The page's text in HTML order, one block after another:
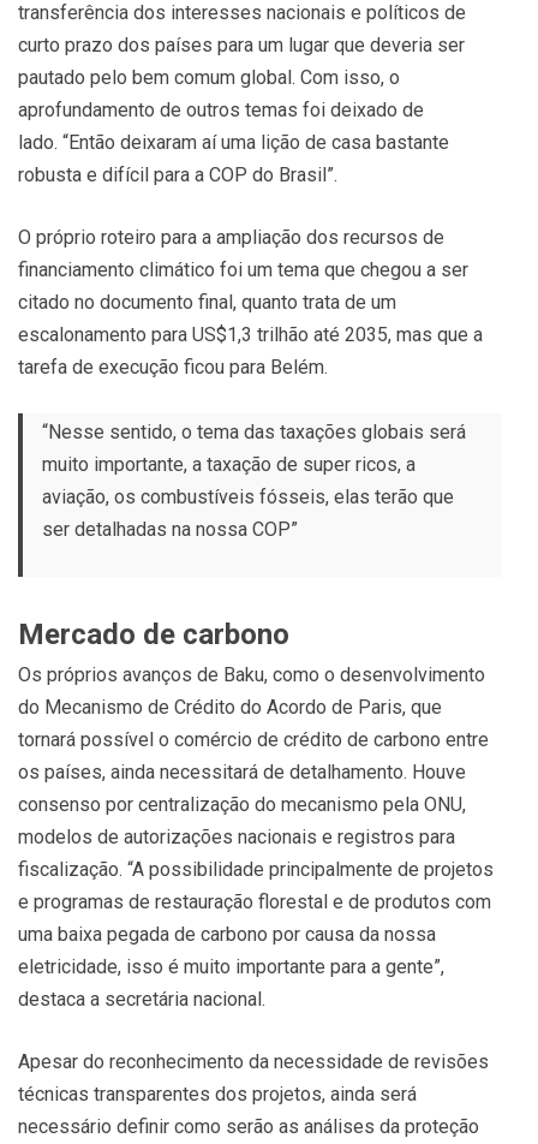
transferência dos interesses nacionais e políticos de
curto prazo dos países para um lugar que deveria ser
pautado pelo bem comum global. Com isso, o
aprofundamento de outros temas foi deixado de
lado. “Então deixaram aí uma lição de casa bastante
robusta e difícil para a COP do Brasil”.
O próprio roteiro para a ampliação dos recursos de
financiamento climático foi um tema que chegou a ser
citado no documento final, quanto trata de um
escalonamento para US$1,3 trilhão até 2035, mas que a
tarefa de execução ficou para Belém.
“Nesse sentido, o tema das taxações globais será
muito importante, a taxação de super ricos, a
aviação, os combustíveis fósseis, elas terão que
ser detalhadas na nossa COP”
Mercado de carbono
Os próprios avanços de Baku, como o desenvolvimento
do Mecanismo de Crédito do Acordo de Paris, que
tornará possível o comércio de crédito de carbono entre
os países, ainda necessitará de detalhamento. Houve
consenso por centralização do mecanismo pela ONU,
modelos de autorizações nacionais e registros para
fiscalização. “A possibilidade principalmente de projetos
e programas de restauração florestal e de produtos com
uma baixa pegada de carbono por causa da nossa
eletricidade, isso é muito importante para a gente”,
destaca a secretária nacional.
Apesar do reconhecimento da necessidade de revisões
técnicas transparentes dos projetos, ainda será
necessário definir como serão as análises da proteção